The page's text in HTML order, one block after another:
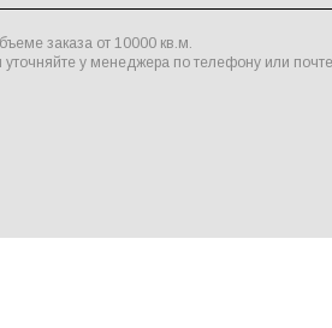
заказа от 10000 кв.м.
у менеджера по телефону или